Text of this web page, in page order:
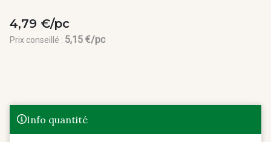
4,79 €/pc
Prix conseillé : 5,15 €/pc
Info quantité